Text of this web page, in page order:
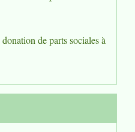
de parts sociales à